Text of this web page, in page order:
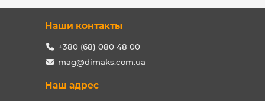
Наши контакты
+380 (68) 080 48 00
mag@dimaks.com.ua
Наш адрес